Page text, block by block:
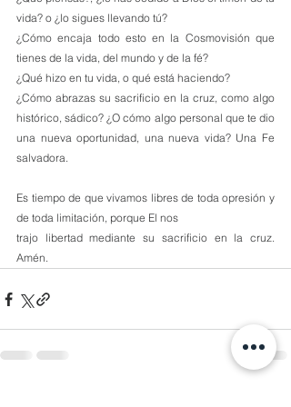
vida? o ¿lo sigues llevando tú?
¿Cómo encaja todo esto en la Cosmovisión que
tienes de la vida, del mundo y de la fé?
¿Qué hizo en tu vida, o qué está haciendo?
¿Cómo abrazas su sacrificio en la cruz, como algo
histórico, sádico? ¿O cómo algo personal que te dio
una nueva oportunidad, una nueva vida? Una Fe
salvadora.
Es tiempo de que vivamos libres de toda opresión y
de toda limitación, porque El nos
trajo libertad mediante su sacrificio en la cruz.
Amén.